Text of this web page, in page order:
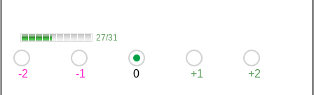
27/31
-2 -1 0 +1 +2